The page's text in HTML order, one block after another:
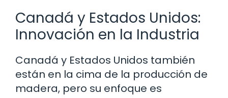
Canadá y Estados Unidos:
Innovación en la Industria
Canadá y Estados Unidos también
están en la cima de la producción de
madera, pero su enfoque es